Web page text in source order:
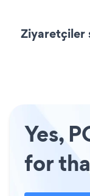
Ziyaretçiler
Yes,
for